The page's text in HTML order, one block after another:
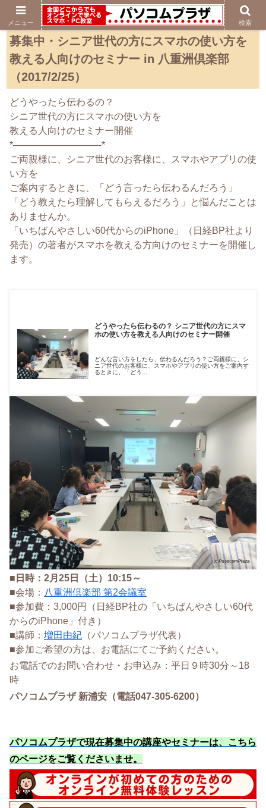
募集中・シニア世代の方にスマホの使い方を
教える人向けのセミナー in 八重洲倶楽部
（2017/2/25）
どうやったら伝わるの？
シニア世代の方にスマホの使い方を
教える人向けのセミナー開催
*—————————-*
ご両親様に、シニア世代のお客様に、スマホやアプリの使
い方を
ご案内するときに、「どう言ったら伝わるんだろう」
「どう教えたら理解してもらえるだろう」と悩んだことは
ありませんか。
「いちばんやさしい60代からのiPhone」（日経BP社より
発売）の著者がスマホを教える方向けのセミナーを開催し
ます。
どうやったら伝わるの？ シニア世代の方にスマ
ホの使い方を教える人向けのセミナー開催
どんな言い方をしたら、伝わるんだろう？ご両親様に、シ
ニア世代のお客様に、スマホやアプリの使い方をご案内す
るときに、「どう...
■日時：2月25日（土）10:15～
■会場： 八重洲倶楽部 第2会議室
■参加費：3,000円（日経BP社の「いちばんやさしい60代
からのiPhone」付き）
■講師： 増田由紀 （パソコムプラザ代表）
■参加ご希望の方は、お電話にてご予約ください。
お電話でのお問い合わせ・お申込み：平日９時30分～18
時
パソコムプラザ 新浦安（電話047-305-6200）
パソコムプラザで現在募集中の講座やセミナーは、こちら
のページをご覧くださいませ。
メニュー 検索